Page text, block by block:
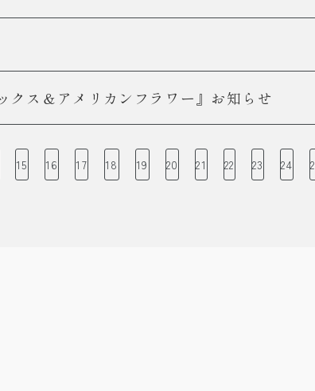
クス＆アメリカンフラワー』お知らせ
15 16 17 18 19 20 21 22 23 24